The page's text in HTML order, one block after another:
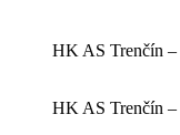
HK AS Trenčín –
HK AS Trenčín –